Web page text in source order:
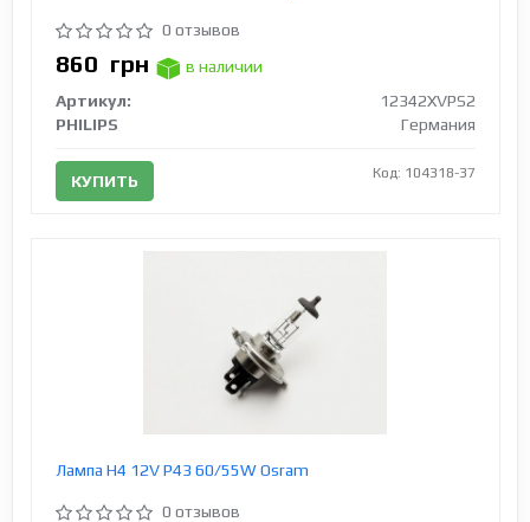
0 отзывов
860 грн
в наличии
Артикул:
12342XVPS2
PHILIPS
Германия
КУПИТЬ Код: 104318-37
Лампа H4 12V Р43 60/55W Osram
0 отзывов